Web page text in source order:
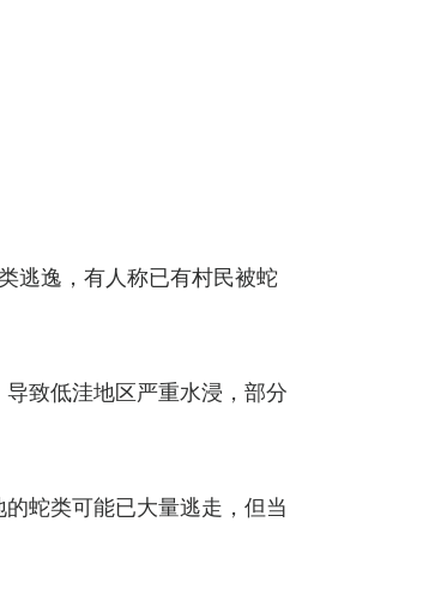
逃逸，有人称已有村民被蛇
致低洼地区严重水浸，部分
蛇类可能已大量逃走，但当